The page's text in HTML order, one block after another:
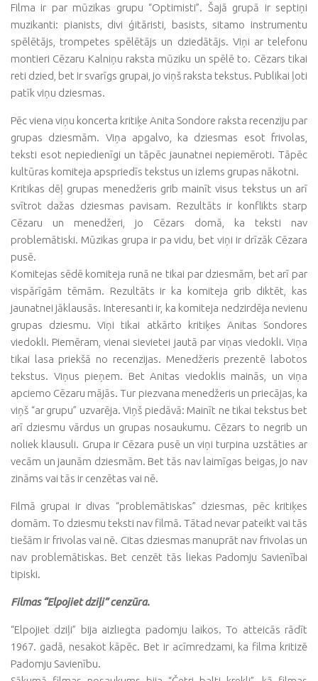
Filma ir par mūzikas grupu “Optimisti”. Šajā grupā ir septiņi
muzikanti: pianists, divi ģitāristi, basists, sitamo instrumentu
spēlētājs, trompetes spēlētājs un dziedātājs. Viņi ar telefonu
montieri Cēzaru Kalniņu raksta mūziku un spēlē to. Cēzars tikai
reti dzied, bet ir svarīgs grupai, jo viņš raksta tekstus. Publikai ļoti
patīk viņu dziesmas.
Pēc viena viņu koncerta kritiķe Anita Sondore raksta recenziju par
grupas dziesmām. Viņa apgalvo, ka dziesmas esot frivolas,
teksti esot nepiedienīgi un tāpēc jaunatnei nepiemēroti. Tāpēc
kultūras komiteja apspriedīs tekstus un izlems grupas nākotni.
Kritikas dēļ grupas menedžeris grib mainīt visus tekstus un arī
svītrot dažas dziesmas pavisam. Rezultāts ir konflikts starp
Cēzaru un menedžeri, jo Cēzars domā, ka teksti nav
problemātiski. Mūzikas grupa ir pa vidu, bet viņi ir drīzāk Cēzara
pusē.
Komitejas sēdē komiteja runā ne tikai par dziesmām, bet arī par
vispārīgām tēmām. Rezultāts ir ka komiteja grib diktēt, kas
jaunatnei jāklausās. Interesanti ir, ka komiteja nedzirdēja nevienu
grupas dziesmu. Viņi tikai atkārto kritiķes Anitas Sondores
viedokli. Piemēram, vienai sievietei jautā par viņas viedokli. Viņa
tikai lasa priekšā no recenzijas. Menedžeris prezentē labotos
tekstus. Viņus pieņem. Bet Anitas viedoklis mainās, un viņa
apciemo Cēzaru mājās. Tur piezvana menedžeris un priecājas, ka
viņš “ar grupu” uzvarēja. Viņš piedāvā: Mainīt ne tikai tekstus bet
arī dziesmu vārdus un grupas nosaukumu. Cēzars to negrib un
noliek klausuli. Grupa ir Cēzara pusē un viņi turpina uzstāties ar
vecām un jaunām dziesmām. Bet tās nav laimīgas beigas, jo nav
zināms vai tās ir cenzētas vai nē.
Filmā grupai ir divas “problemātiskas” dziesmas, pēc kritiķes
domām. To dziesmu teksti nav filmā. Tātad nevar pateikt vai tās
tiešām ir frivolas vai nē. Citas dziesmas manuprāt nav frivolas un
nav problemātiskas. Bet cenzēt tās liekas Padomju Savienībai
tipiski.
Filmas “Elpojiet dziļi” cenzūra.
“Elpojiet dziļi” bija aizliegta padomju laikos. To atteicās rādīt
1967. gadā, nesakot kāpēc. Bet ir acīmredzami, ka filma kritizē
Padomju Savienību.